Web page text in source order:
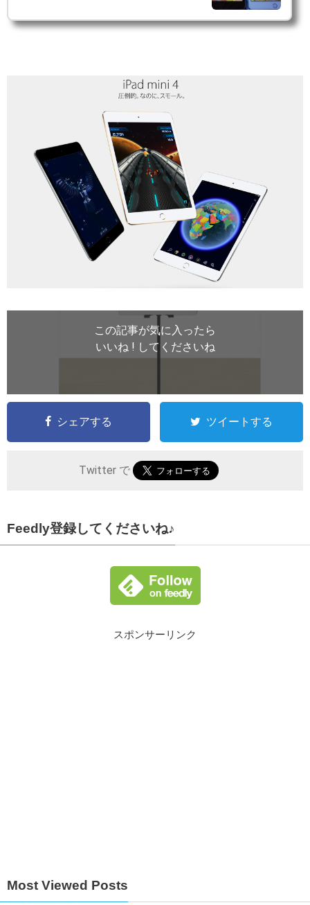
この記事が気に入ったら
いいね ! してくださいね
シェアする ツイートする
Twitter で
Feedly登録してくださいね♪
スポンサーリンク
Most Viewed Posts